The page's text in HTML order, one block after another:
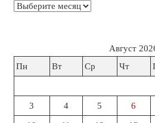
Архивы
Август
Пн
Вт Ср Чт
3 4 5 6